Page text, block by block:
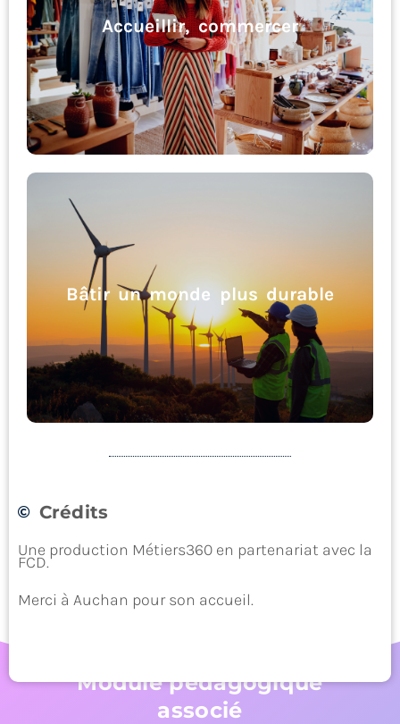
Accueillir, commercer
Accueillir, commercer
Bâtir un monde plus durable
Bâtir un monde plus durable
Crédits
Une production Métiers360 en partenariat avec la
FCD.
Merci à Auchan pour son accueil.
Module pédagogique
associé